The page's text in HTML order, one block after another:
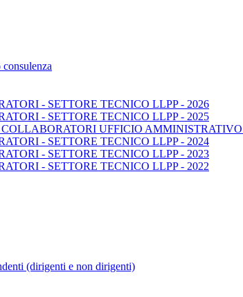
- SETTORE TECNICO LLPP - 2026
- SETTORE TECNICO LLPP - 2025
UFFICIO
- SETTORE TECNICO LLPP - 2024
- SETTORE TECNICO LLPP - 2023
- SETTORE TECNICO LLPP - 2022
(dirigenti e non dirigenti)